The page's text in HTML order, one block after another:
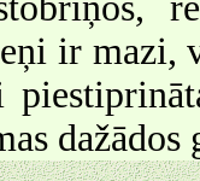
ir mazi,